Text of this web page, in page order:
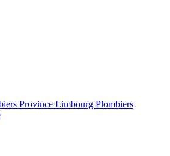
Province Limbourg Plombiers